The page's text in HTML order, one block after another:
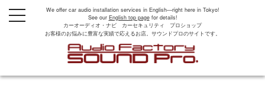
We offer car audio installation services in English—right here in Tokyo!
See our English top pagefor details!
カーオーディオ・ナビ カーセキュリティ プロショップ
お客様のお悩みに豊富な実績で応えるお店。サウンドプロのサイトです。
t
o
a